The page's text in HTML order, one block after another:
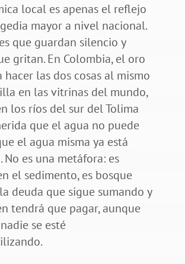
local es apenas el reflejo
mayor a nivel nacional.
que guardan silencio y
gritan. En Colombia, el oro
hacer las dos cosas al mismo
en las vitrinas del mundo,
los ríos del sur del Tolima
que el agua no puede
el agua misma ya está
No es una metáfora: es
el sedimento, es bosque
deuda que sigue sumando y
tendrá que pagar, aunque
se esté